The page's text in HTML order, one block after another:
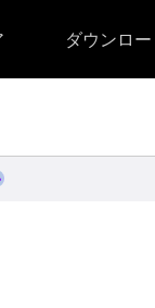
for Windows
ダウンロー